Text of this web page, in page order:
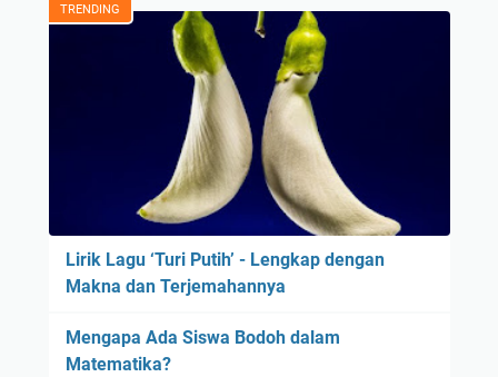
TRENDING
Lirik Lagu ‘Turi Putih’ - Lengkap dengan
Makna dan Terjemahannya
Mengapa Ada Siswa Bodoh dalam
Matematika?